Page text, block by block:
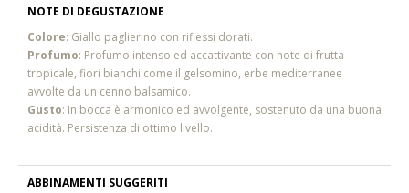
NOTE DI DEGUSTAZIONE
Colore: Giallo paglierino con riflessi dorati.
Profumo: Profumo intenso ed accattivante con note di frutta
tropicale, fiori bianchi come il gelsomino, erbe mediterranee
avvolte da un cenno balsamico.
Gusto: In bocca è armonico ed avvolgente, sostenuto da una buona
acidità. Persistenza di ottimo livello.
ABBINAMENTI SUGGERITI